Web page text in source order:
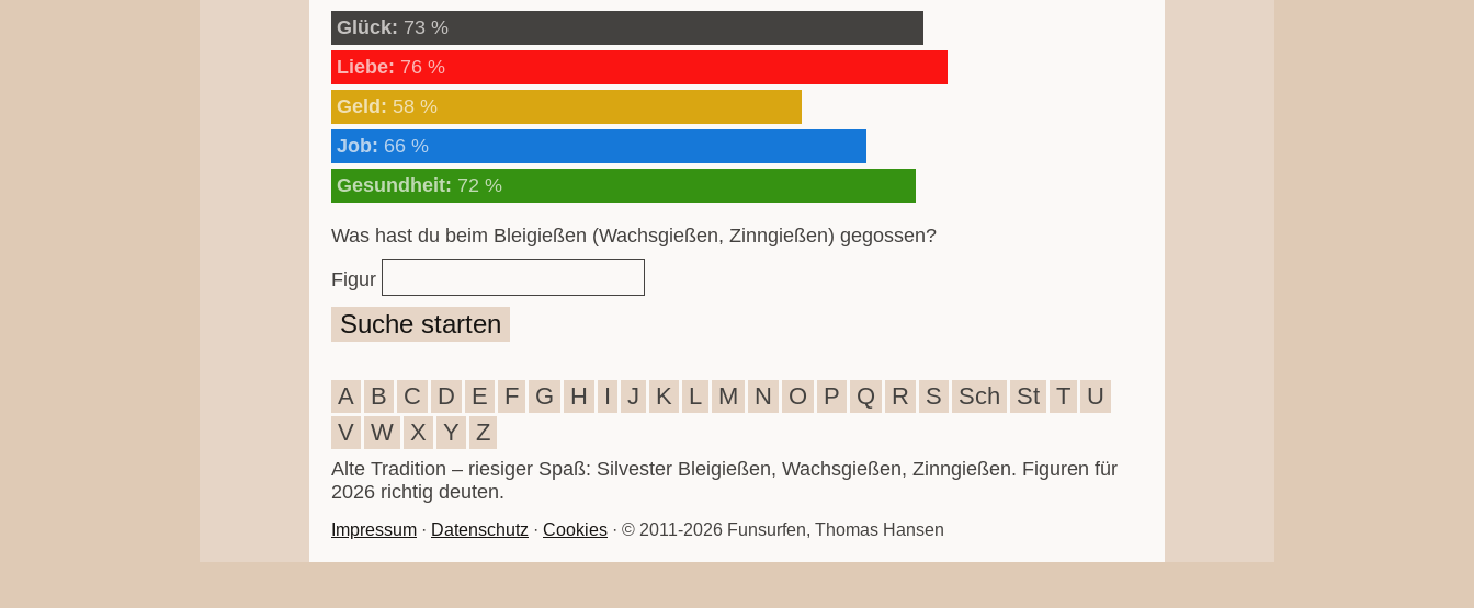
Glück: 73 %
Liebe: 76 %
Geld: 58 %
Job: 66 %
Gesundheit: 72 %
Was hast du beim Bleigießen (Wachsgießen, Zinngießen) gegossen?
Figur
Suche starten
A B C D E F G H I J K L M N O P Q R S Sch St T
U
V W X Y Z
Alte Tradition – riesiger Spaß: Silvester Bleigießen, Wachsgießen, Zinngießen. Figuren für
2026 richtig deuten.
Impressum · Datenschutz · Cookies · © 2011-2026 Funsurfen, Thomas Hansen